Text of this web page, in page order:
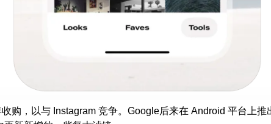
购，以与 Instagram 竞争。Google后来在 Android 平台上